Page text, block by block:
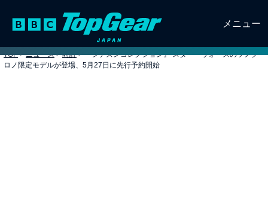
メニュー
TOP > ニュース > 時計 > 『シチズンコレクション』 スター・ウォーズのツノク
ロノ限定モデルが登場、5月27日に先行予約開始